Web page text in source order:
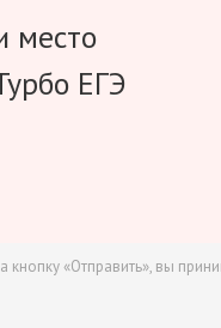
место
ЕГЭ
кнопку «Отправить», вы